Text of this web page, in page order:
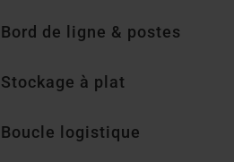
Bord de ligne & postes
Stockage à plat
Boucle logistique